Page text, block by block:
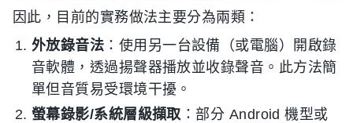
因此，目前的實務做法主要分為兩類：
外放錄音法 ：使用另一台設備（或電腦）開啟錄
音軟體，透過揚聲器播放並收錄聲音。此方法簡
單但音質易受環境干擾。
螢幕錄影/系統層級擷取：部分 Android 機型或